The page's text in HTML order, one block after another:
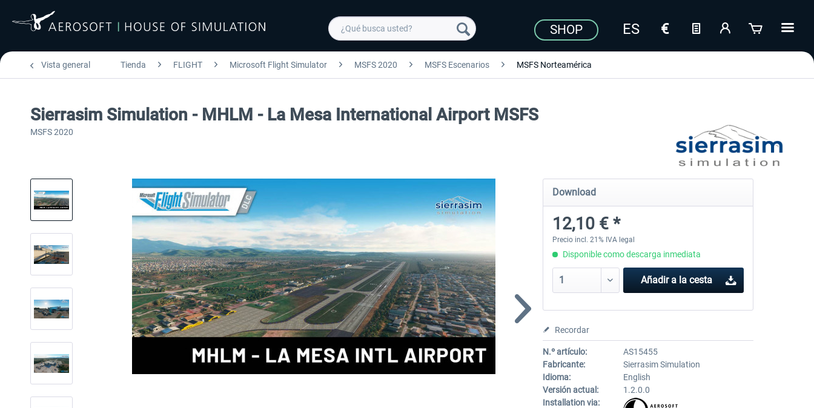
SHOP
Vista general Tienda FLIGHT Microsoft Flight Simulator MSFS 2020 MSFS Escenarios MSFS Norteamérica
Sierrasim Simulation - MHLM - La Mesa International Airport MSFS
MSFS 2020
Download
12,10 € *
Precio incl. 21% IVA legal
Disponible como descarga inmediata
Añadir a la cesta
Recordar
N.º artículo:
AS15455
Fabricante:
Sierrasim Simulation
Idioma:
English
Versión actual:
1.2.0.0
Installation via: